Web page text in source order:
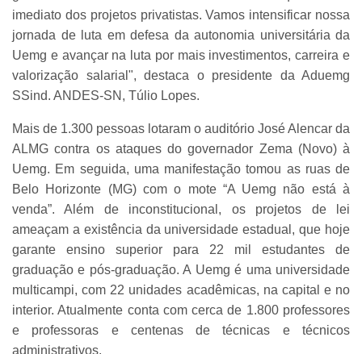
imediato dos projetos privatistas. Vamos intensificar nossa
jornada de luta em defesa da autonomia universitária da
Uemg e avançar na luta por mais investimentos, carreira e
valorização salarial", destaca o presidente da Aduemg
SSind. ANDES-SN, Túlio Lopes.
Mais de 1.300 pessoas lotaram o auditório José Alencar da
ALMG contra os ataques do governador Zema (Novo) à
Uemg. Em seguida, uma manifestação tomou as ruas de
Belo Horizonte (MG) com o mote “A Uemg não está à
venda”. Além de inconstitucional, os projetos de lei
ameaçam a existência da universidade estadual, que hoje
garante ensino superior para 22 mil estudantes de
graduação e pós-graduação. A Uemg é uma universidade
multicampi, com 22 unidades acadêmicas, na capital e no
interior. Atualmente conta com cerca de 1.800 professores
e professoras e centenas de técnicas e técnicos
administrativos.